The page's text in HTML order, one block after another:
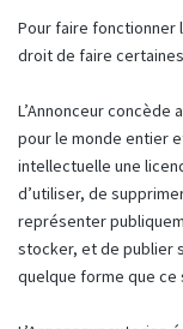
Pour faire fonctionner
droit de faire
L’Annonceur concède
pour le monde entier
intellectuelle une
d’utiliser, de
représenter
stocker, et de publier
quelque forme que ce